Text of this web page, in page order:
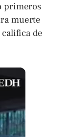
primeros
muerte
de